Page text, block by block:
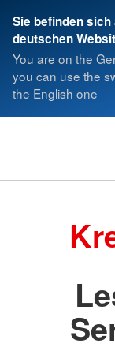
Sie befinden sich
deutschen
You are on the
you can use the
the English one